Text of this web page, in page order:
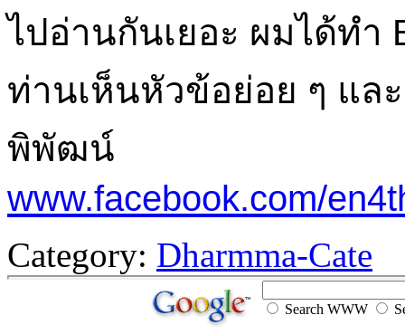
ไปอ่านกันเยอะ ผมได้ทำ
ท่านเห็นหัวข้อย่อย ๆ แล
พิพัฒน์
www.facebook.com/
Category: Dharmma-Cate
Search WWW